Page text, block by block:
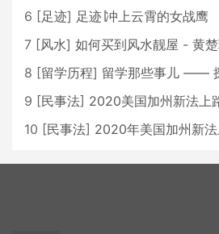
6 [足迹] 足迹∣冲上云霄的女战鹰
7 [风水] 如何买到风水靓屋 - 黄
8 [留学历程] 留学那些事儿 —— 探秘加州理
9 [民事法] 2020美国加州新法上
10 [民事法] 2020年美国加州新法